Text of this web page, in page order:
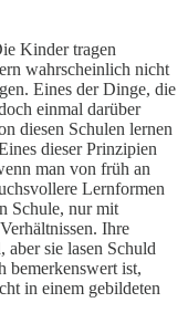
Kinder tragen
wahrscheinlich nicht
Eines der Dinge, die
einmal darüber
diesen Schulen lernen
dieser Prinzipien
man von früh an
Lernformen
Schule, nur mit
Ihre
aber sie lasen Schuld
bemerkenswert ist,
in einem gebildeten